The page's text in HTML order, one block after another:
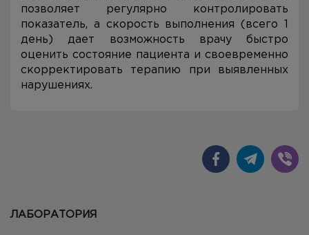
позволяет регулярно контролировать
показатель, а скорость выполнения (всего 1
день) дает возможность врачу быстро
оценить состояние пациента и своевременно
скорректировать терапию при выявленных
нарушениях.
ЛАБОРАТОРИЯ